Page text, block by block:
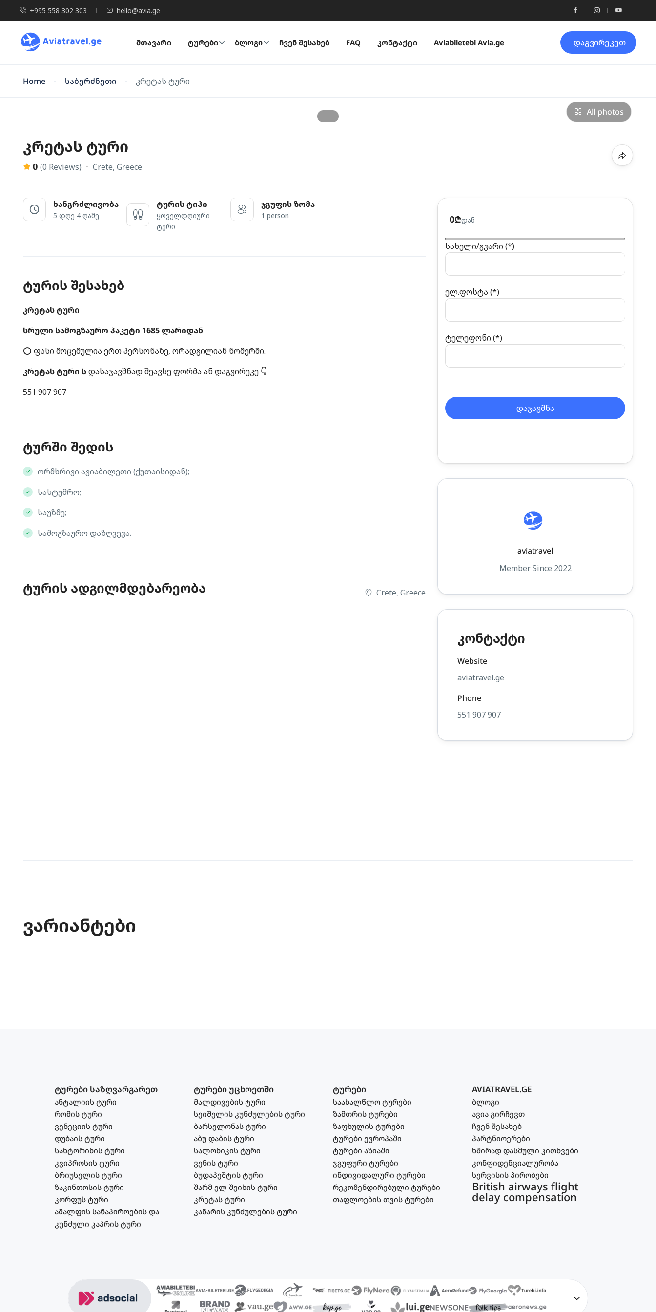
+995 558 302 303 hello@avia.ge
მთავარი ტურები ბლოგი ჩვენ შესახებ FAQ კონტაქტი Aviabiletebi Avia.ge დაგვირეკეთ
Home საბერძნეთი კრეტას ტური
All photos
კრეტას ტური
0 (0 Reviews) Crete, Greece
ხანგრძლივობა
5 დღე 4 ღამე
ტურის ტიპი
ყოველდღიური
ტური
ჯგუფის ზომა
1 person
ტურის შესახებ
კრეტას ტური
სრული სამოგზაურო პაკეტი 1685 ლარიდან
⭕ ფასი მოცემულია ერთ პერსონაზე, ორადგილიან ნომერში.
კრეტას ტური სდასაჯავშნად შეავსე ფორმა ან დაგვირეკე 👇
551 907 907
ტურში შედის
ორმხრივი ავიაბილეთი (ქუთაისიდან);
სასტუმრო;
საუზმე;
სამოგზაურო დაზღვევა.
ტურის ადგილმდებარეობა Crete, Greece
დან
0₾
სახელი/გვარი (*)
ელ.ფოსტა (*)
ტელეფონი (*)
aviatravel
Member Since 2022
კონტაქტი
Website
aviatravel.ge
Phone
551 907 907
ვარიანტები
ტურები საზღვარგარეთ
ანტალიის ტური
რომის ტური
ვენეციის ტური
დუბაის ტური
სანტორინის ტური
კვიპროსის ტური
ბრიუსელის ტური
ზაკინთოსის ტური
კორფუს ტური
ამალფის სანაპიროების და
კუნძული კაპრის ტური
ტურები უცხოეთში
მალდივების ტური
სეიშელის კუნძულების ტური
ბარსელონას ტური
აბუ დაბის ტური
სალონიკის ტური
ვენის ტური
ბუდაპეშტის ტური
შარმ ელ შეიხის ტური
კრეტას ტური
კანარის კუნძულების ტური
ტურები
საახალწლო ტურები
ზამთრის ტურები
ზაფხულის ტურები
ტურები ევროპაში
ტურები აზიაში
ჯგუფური ტურები
ინდივიდალური ტურები
რეკომენდირებული ტურები
თაფლოების თვის ტურები
AVIATRAVEL.GE
ბლოგი
ავია გირჩევთ
ჩვენ შესახებ
პარტნიოერები
ხშირად დასმული კითხვები
კონფიდენციალურობა
სერვისის პირობები
British airways flight
delay compensation